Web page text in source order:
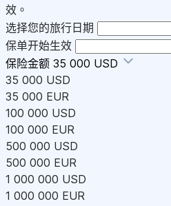
效。
选择您的旅行日期
保单开始生效
保险金额 35 000 USD
35 000 USD
35 000 EUR
100 000 USD
100 000 EUR
500 000 USD
500 000 EUR
1 000 000 USD
1 000 000 EUR